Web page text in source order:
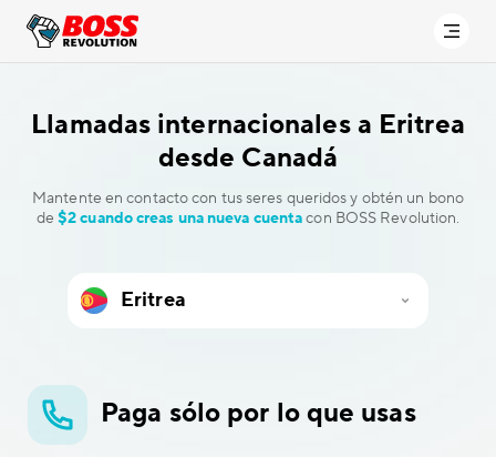
Llamadas internacionales a Eritrea
desde Canadá
Mantente en contacto con tus seres queridos y obtén un bono
de $2 cuando creas una nueva cuentacon BOSS Revolution.
Paga sólo por lo que usas